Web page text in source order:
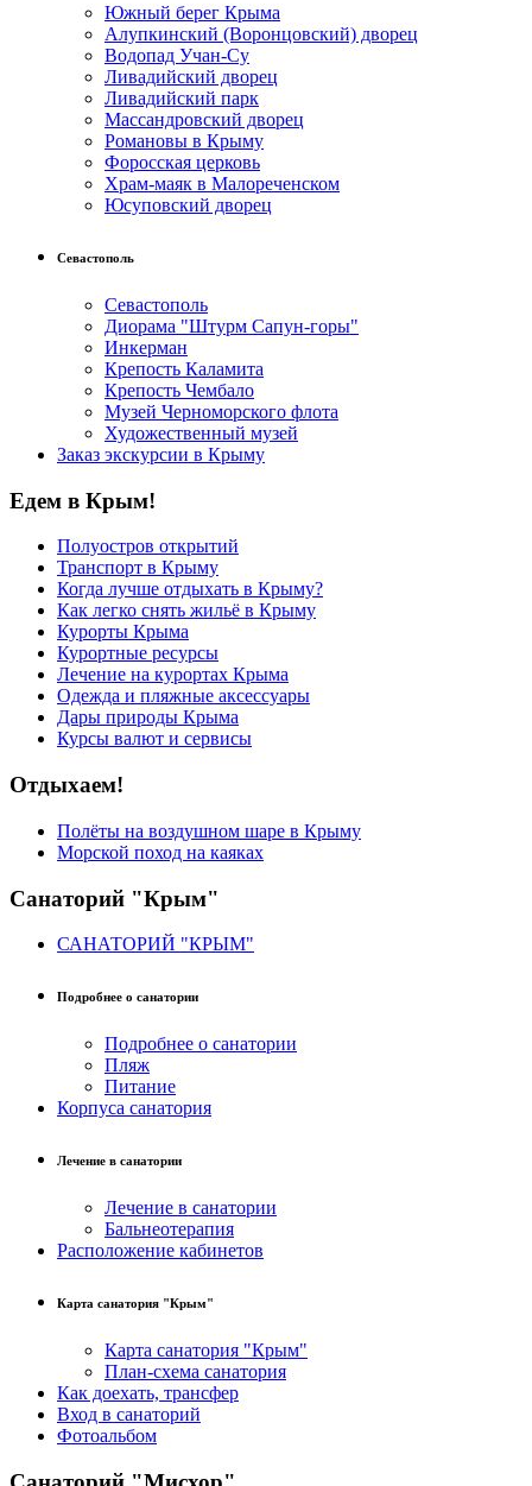
Южный берег Крыма
Алупкинский (Воронцовский) дворец
Водопад Учан-Су
Ливадийский дворец
Ливадийский парк
Массандровский дворец
Романовы в Крыму
Форосская церковь
Храм-маяк в Малореченском
Юсуповский дворец
Севастополь
Севастополь
Диорама "Штурм Сапун-горы"
Инкерман
Крепость Каламита
Крепость Чембало
Музей Черноморского флота
Художественный музей
Заказ экскурсии в Крыму
Едем в Крым!
Полуостров открытий
Транспорт в Крыму
Когда лучше отдыхать в Крыму?
Как легко снять жильё в Крыму
Курорты Крыма
Курортные ресурсы
Лечение на курортах Крыма
Одежда и пляжные аксессуары
Дары природы Крыма
Курсы валют и сервисы
Отдыхаем!
Полёты на воздушном шаре в Крыму
Морской поход на каяках
Санаторий "Крым"
САНАТОРИЙ "КРЫМ"
Подробнее о санатории
Подробнее о санатории
Пляж
Питание
Корпуса санатория
Лечение в санатории
Лечение в санатории
Бальнеотерапия
Расположение кабинетов
Карта санатория "Крым"
Карта санатория "Крым"
План-схема санатория
Как доехать, трансфер
Вход в санаторий
Фотоальбом